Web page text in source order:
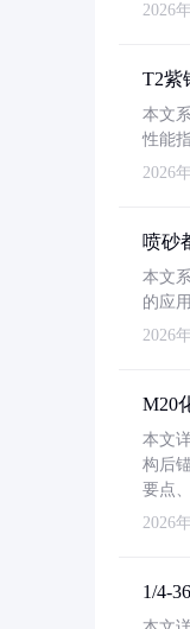
2026
T2紫
本文
性能
2026
喷砂
本文
的应
2026
M20
本文
构后
要点
2026
1/4-